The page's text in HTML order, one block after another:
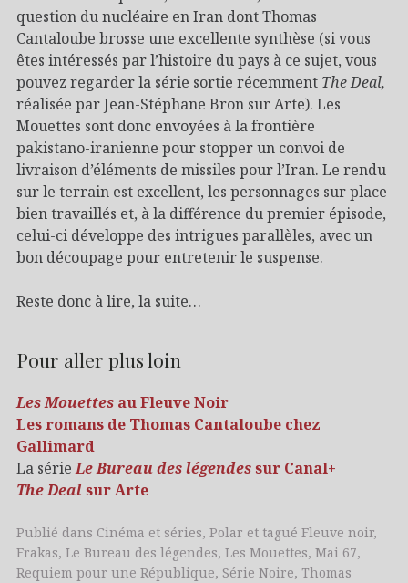
question du nucléaire en Iran dont Thomas
Cantaloube brosse une excellente synthèse (si vous
êtes intéressés par l’histoire du pays à ce sujet, vous
pouvez regarder la série sortie récemment The Deal,
réalisée par Jean-Stéphane Bron sur Arte). Les
Mouettes sont donc envoyées à la frontière
pakistano-iranienne pour stopper un convoi de
livraison d’éléments de missiles pour l’Iran. Le rendu
sur le terrain est excellent, les personnages sur place
bien travaillés et, à la différence du premier épisode,
celui-ci développe des intrigues parallèles, avec un
bon découpage pour entretenir le suspense.
Reste donc à lire, la suite…
Pour aller plus loin
Les Mouettes au Fleuve Noir
Les romans de Thomas Cantaloube chez
Gallimard
La série Le Bureau des légendes sur Canal+
The Deal sur Arte
Publié dans Cinéma et séries, Polar et tagué Fleuve noir,
Frakas, Le Bureau des légendes, Les Mouettes, Mai 67,
Requiem pour une République, Série Noire, Thomas